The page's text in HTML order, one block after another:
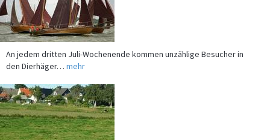
An jedem dritten Juli-Wochenende kommen unzählige Besucher in
den Dierhäger…mehr